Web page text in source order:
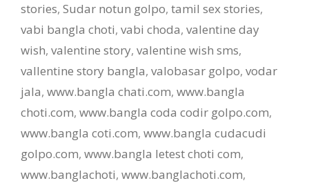
stories, Sudar notun golpo, tamil sex stories,
vabi bangla choti, vabi choda, valentine day
wish, valentine story, valentine wish sms,
vallentine story bangla, valobasar golpo, vodar
jala, www.bangla chati.com, www.bangla
choti.com, www.bangla coda codir golpo.com,
www.bangla coti.com, www.bangla cudacudi
golpo.com, www.bangla letest choti com,
www.banglachoti, www.banglachoti.com,